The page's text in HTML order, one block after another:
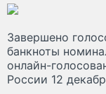
Завершено
банкноты
онлайн-
России 12